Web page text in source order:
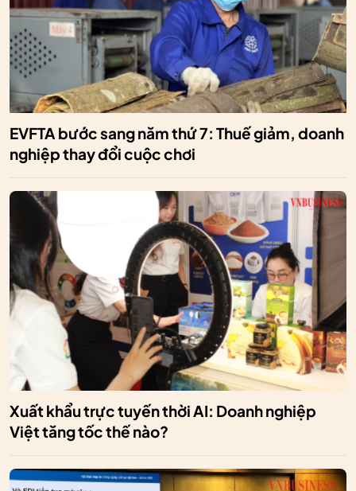
EVFTA bước sang năm thứ 7: Thuế giảm, doanh
nghiệp thay đổi cuộc chơi
Xuất khẩu trực tuyến thời AI: Doanh nghiệp
Việt tăng tốc thế nào?